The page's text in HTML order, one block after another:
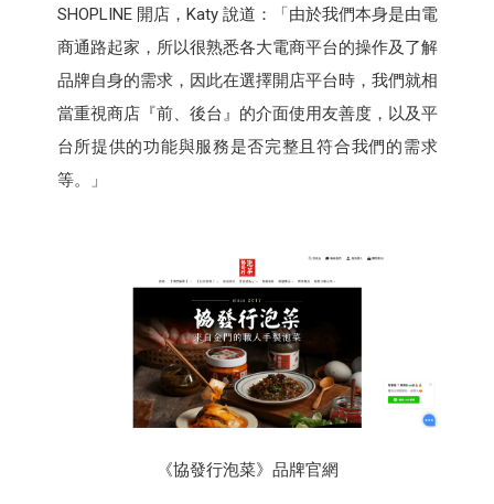
SHOPLINE 開店，Katy 說道：「由於我們本身是由電
商通路起家，所以很熟悉各大電商平台的操作及了解
品牌自身的需求，因此在選擇開店平台時，我們就相
當重視商店『前、後台』的介面使用友善度，以及平
台所提供的功能與服務是否完整且符合我們的需求
等。」
《協發行泡菜》品牌官網